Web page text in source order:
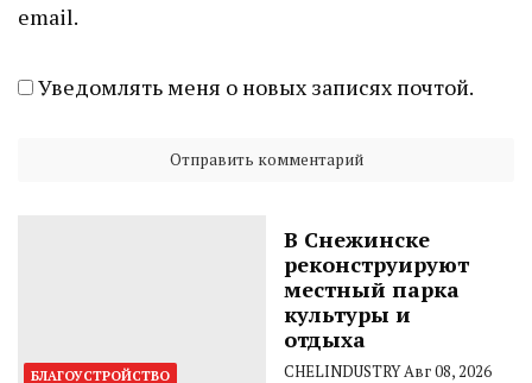
email.
Уведомлять меня о новых записях почтой.
БЛАГОУСТРОЙСТВО
В Снежинске
реконструируют
местный парка
культуры и
отдыха
CHELINDUSTRYАвг 08, 2026